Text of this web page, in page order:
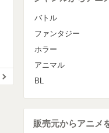
バトル
ファンタジー
ホラー
アニマル
BL
販売元からアニメ